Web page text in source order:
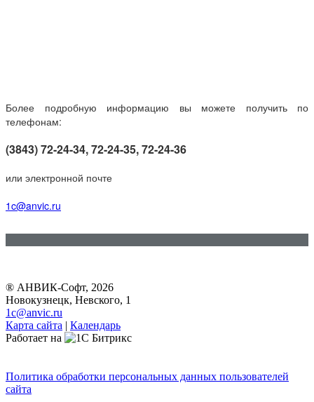
Более подробную информацию вы можете получить по
телефонам:
(3843) 72-24-34, 72-24-35, 72-24-36
или электронной почте
1c@anvic.ru
® АНВИК-Софт, 2026
Новокузнецк, Невского, 1
1c@anvic.ru
Карта сайта | Календарь
Работает на
Политика обработки персональных данных пользователей
сайта